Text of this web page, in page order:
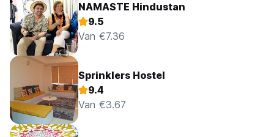
NAMASTE Hindustan
9.5
Van €7.36
Sprinklers Hostel
9.4
Van €3.67